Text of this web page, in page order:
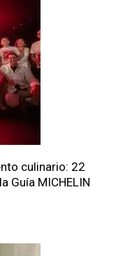
culinario: 22
Guía MICHELIN